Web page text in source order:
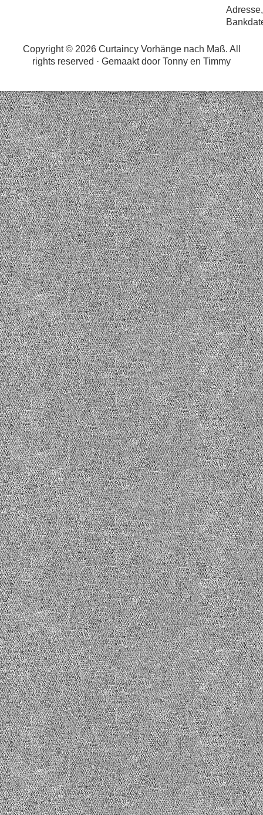
Copyright © 2026 Curtaincy Vorhänge nach Maß. All
rights reserved · Gemaakt door Tonny en Timmy